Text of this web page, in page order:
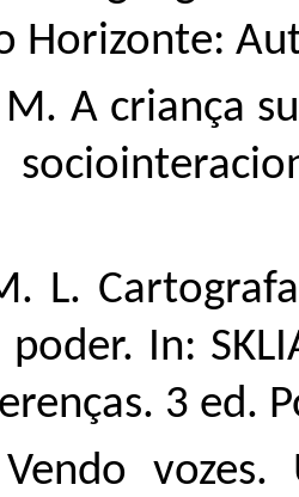
Horizonte:
M. A criança
L.
poder. In:
3 ed.
Vendo